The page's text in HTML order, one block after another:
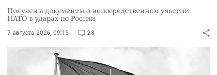
Получены документы о непосредственном участии
НАТО в ударах по России
7 августа 2026, 09:15 28